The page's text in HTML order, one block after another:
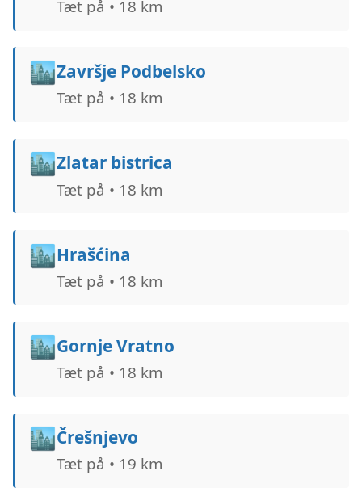
Tæt på • 18 km
🏙️Završje Podbelsko
Tæt på • 18 km
🏙️Zlatar bistrica
Tæt på • 18 km
🏙️Hrašćina
Tæt på • 18 km
🏙️Gornje Vratno
Tæt på • 18 km
🏙️Črešnjevo
Tæt på • 19 km